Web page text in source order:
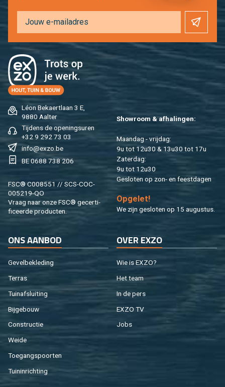
Léon Be­kaert­laan 3 E,
9880 Aal­ter
Tij­dens de ope­nings­uren
+32 9 292 73 03
info@​exzo.​be
BE 0688 738 206
FSC® C008551 // SCS-COC-
005219-QO
Vraag naar onze FSC® ge­cer­ti­
fi­ceer­de pro­duc­ten.
Show­room & af­ha­lin­gen:
Maan­dag - vrij­dag:
9u tot 12u30 & 13u30 tot 17u
Za­ter­dag:
9u tot 12u30
Ge­slo­ten op zon- en feest­da­gen
Op­ge­let!
We zijn ge­slo­ten op 15 au­gus­tus.
ONS AAN­BOD
Ge­vel­be­kle­ding
Ter­ras
Tuin­af­slui­ting
Bij­ge­bouw
Con­struc­tie
Weide
Toe­gangs­poor­ten
Tuin­in­rich­ting
OVER EXZO
Wie is EXZO?
Het team
In de pers
EXZO TV
Jobs